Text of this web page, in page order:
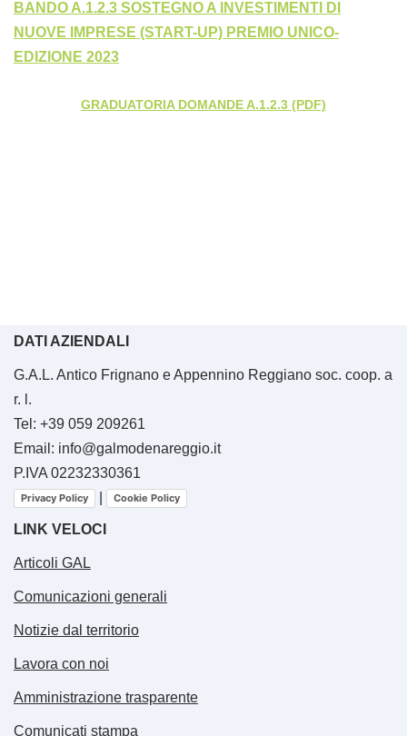
BANDO A.1.2.3 SOSTEGNO A INVESTIMENTI DI
NUOVE IMPRESE (START-UP) PREMIO UNICO-
EDIZIONE 2023
GRADUATORIA DOMANDE A.1.2.3 (PDF)
DATI AZIENDALI
G.A.L. Antico Frignano e Appennino Reggiano soc. coop. a
r. l.
Tel: +39 059 209261
Email: info@galmodenareggio.it
P.IVA 02232330361
Privacy Policy Cookie Policy
LINK VELOCI
Articoli GAL
Comunicazioni generali
Notizie dal territorio
Lavora con noi
Amministrazione trasparente
Comunicati stampa